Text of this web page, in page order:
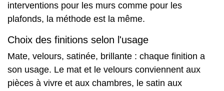
interventions pour les murs comme pour les
plafonds, la méthode est la même.
Choix des finitions selon l'usage
Mate, velours, satinée, brillante : chaque finition a
son usage. Le mat et le velours conviennent aux
pièces à vivre et aux chambres, le satin aux